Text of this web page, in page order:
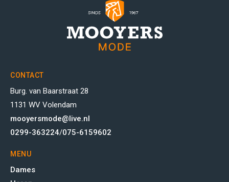
CONTACT
Burg. van Baarstraat 28
1131 WV Volendam
mooyersmode@live.nl
0299-363224/075-6159602
MENU
Dames